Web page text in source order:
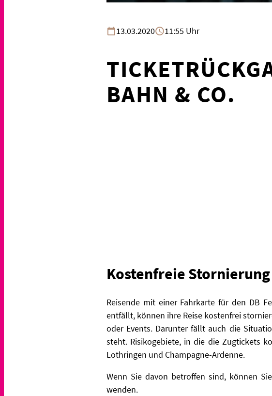
13.03.2020 11:55 Uhr
BAHN & CO.
Kostenfreie
Reisende mit einer Fahrkarte für den DB
entfällt, können ihre Reise kostenfrei
oder Events. Darunter fällt auch die
steht. Risikogebiete, in die die Zugtickets
Lothringen und Champagne-Ardenne.
Wenn Sie davon betroffen sind, können
wenden.